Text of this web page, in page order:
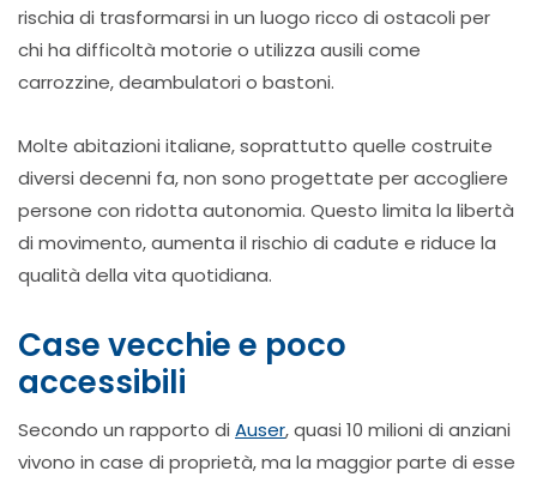
rischia di trasformarsi in un luogo ricco di ostacoli per
chi ha difficoltà motorie o utilizza ausili come
carrozzine, deambulatori o bastoni.
Molte abitazioni italiane, soprattutto quelle costruite
diversi decenni fa, non sono progettate per accogliere
persone con ridotta autonomia. Questo limita la libertà
di movimento, aumenta il rischio di cadute e riduce la
qualità della vita quotidiana.
Case vecchie e poco
accessibili
Secondo un rapporto di Auser, quasi 10 milioni di anziani
vivono in case di proprietà, ma la maggior parte di esse